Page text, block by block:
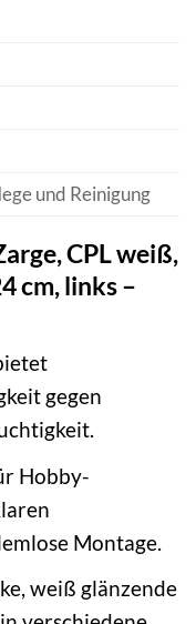
und Reinigung
CPL weiß,
cm, links –
gegen
Hobby-
Montage.
weiß glänzende